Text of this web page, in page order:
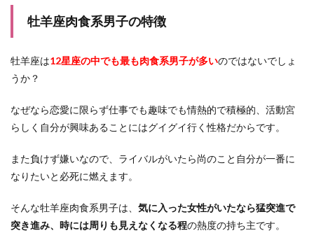
牡羊座肉食系男子の特徴
牡羊座は12星座の中でも最も肉食系男子が多いのではないでしょ
うか？
なぜなら恋愛に限らず仕事でも趣味でも情熱的で積極的、活動宮
らしく自分が興味あることにはグイグイ行く性格だからです。
また負けず嫌いなので、ライバルがいたら尚のこと自分が一番に
なりたいと必死に燃えます。
そんな牡羊座肉食系男子は、 気に入った女性がいたなら猛突進で
突き進み、時には周りも見えなくなる程の熱度の持ち主です。